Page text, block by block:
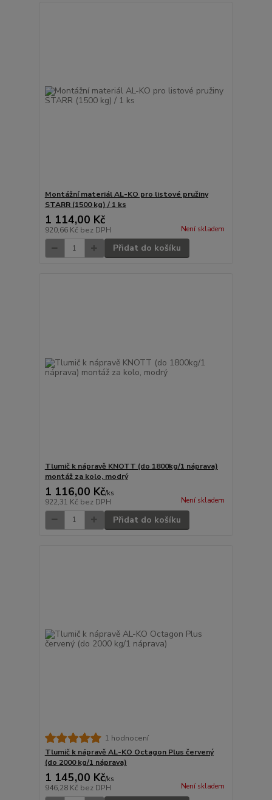
Montážní materiál AL-KO pro listové pružiny
STARR (1500 kg) / 1 ks
1 114,00 Kč
920,66 Kč bez DPH Není skladem
Přidat do košíku
Tlumič k nápravě KNOTT (do 1800kg/1 náprava)
montáž za kolo, modrý
1 116,00 Kč/ks
922,31 Kč bez DPH Není skladem
Přidat do košíku
1 hodnocení
Tlumič k nápravě AL-KO Octagon Plus červený
(do 2000 kg/1 náprava)
1 145,00 Kč/ks
946,28 Kč bez DPH Není skladem